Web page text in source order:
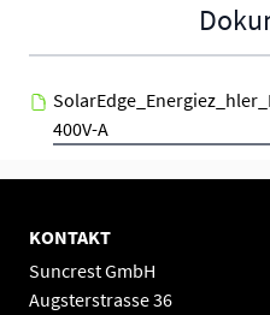
400V-A
KONTAKT
Suncrest GmbH
Augsterstrasse 36